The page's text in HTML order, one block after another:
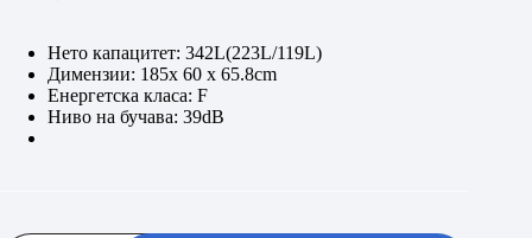
28.990 ден.
23.490 ден.
Нето капацитет: 342L(223L/119L)
Димензии: 185x 60 x 65.8cm
Енергетска класа: F
Ниво на бучава: 39dB